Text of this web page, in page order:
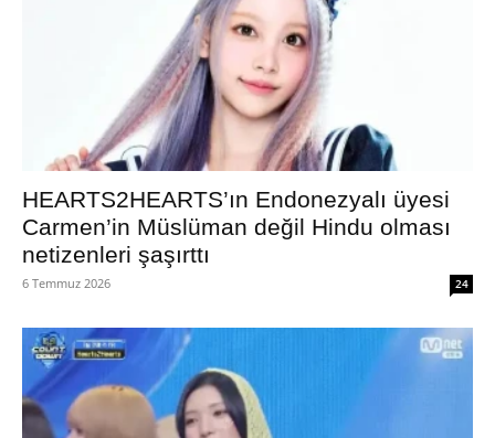
HEARTS2HEARTS’ın Endonezyalı üyesi
Carmen’in Müslüman değil Hindu olması
netizenleri şaşırttı
6 Temmuz 2026 24